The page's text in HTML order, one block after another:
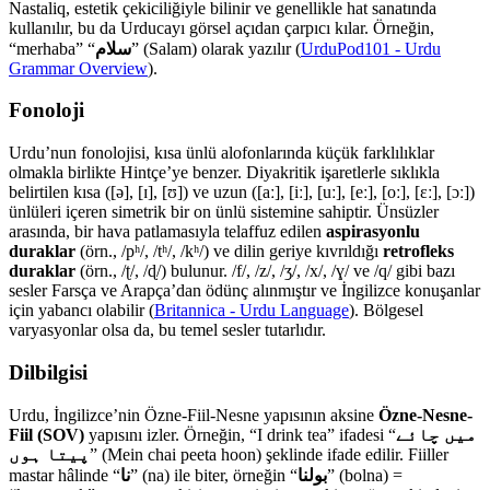
Nastaliq, estetik çekiciliğiyle bilinir ve genellikle hat sanatında
kullanılır, bu da Urducayı görsel açıdan çarpıcı kılar. Örneğin,
“merhaba” “سلام” (Salam) olarak yazılır (UrduPod101 - Urdu
Grammar Overview).
Fonoloji
Urdu’nun fonolojisi, kısa ünlü alofonlarında küçük farklılıklar
olmakla birlikte Hintçe’ye benzer. Diyakritik işaretlerle sıklıkla
belirtilen kısa ([ə], [ɪ], [ʊ]) ve uzun ([aː], [iː], [uː], [eː], [oː], [ɛː], [ɔː])
ünlüleri içeren simetrik bir on ünlü sistemine sahiptir. Ünsüzler
arasında, bir hava patlamasıyla telaffuz edilen aspirasyonlu
duraklar (örn., /pʰ/, /tʰ/, /kʰ/) ve dilin geriye kıvrıldığı retrofleks
duraklar (örn., /ʈ/, /ɖ/) bulunur. /f/, /z/, /ʒ/, /x/, /ɣ/ ve /q/ gibi bazı
sesler Farsça ve Arapça’dan ödünç alınmıştır ve İngilizce konuşanlar
için yabancı olabilir (Britannica - Urdu Language). Bölgesel
varyasyonlar olsa da, bu temel sesler tutarlıdır.
Dilbilgisi
Urdu, İngilizce’nin Özne-Fiil-Nesne yapısının aksine Özne-Nesne-
Fiil (SOV) yapısını izler. Örneğin, “I drink tea” ifadesi “میں چائے
پیتا ہوں ” (Mein chai peeta hoon) şeklinde ifade edilir. Fiiller
mastar hâlinde “نا” (na) ile biter, örneğin “بولنا” (bolna) =